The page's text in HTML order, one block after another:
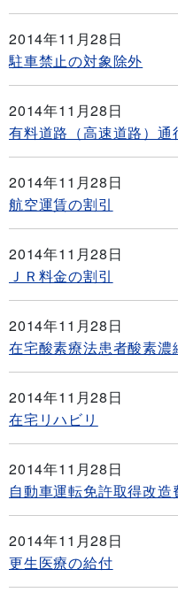
2014年11月28日
駐車禁止の対象除外
2014年11月28日
有料道路（高速道路）通
2014年11月28日
航空運賃の割引
2014年11月28日
ＪＲ料金の割引
2014年11月28日
在宅酸素療法患者酸素濃
2014年11月28日
在宅リハビリ
2014年11月28日
自動車運転免許取得改造
2014年11月28日
更生医療の給付